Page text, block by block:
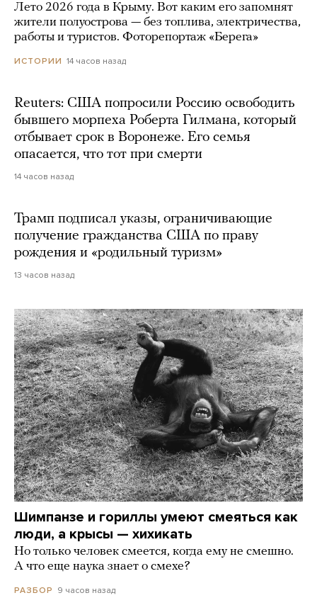
Лето 2026 года в Крыму. Вот каким его запомнят
жители полуострова — без топлива, электричества,
работы и туристов. Фоторепортаж «Берега»
ИСТОРИИ 14 часов назад
Reuters: США попросили Россию освободить
бывшего морпеха Роберта Гилмана, который
отбывает срок в Воронеже. Его семья
опасается, что тот при смерти
14 часов назад
Трамп подписал указы, ограничивающие
получение гражданства США по праву
рождения и «родильный туризм»
13 часов назад
Шимпанзе и гориллы умеют смеяться как
люди, а крысы — хихикать
Но только человек смеется, когда ему не смешно.
А что еще наука знает о смехе?
РАЗБОР 9 часов назад